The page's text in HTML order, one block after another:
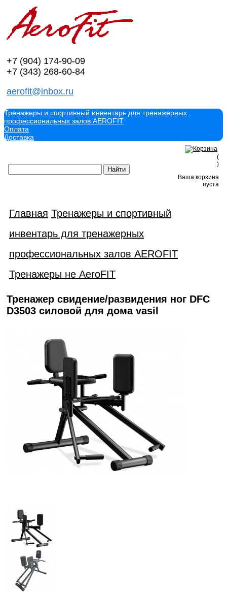
+7 (904) 174-90-09
+7 (343) 268-60-84
aerofit@inbox.ru
Тренажеры и спортивный инвентарь для тренажерных
профессиональных залов AEROFIT
Оплата
Доставка
(
)
Ваша корзина
пуста
Главная Тренажеры и спортивный
инвентарь для тренажерных
профессиональных залов AEROFIT
Тренажеры не AeroFIT
Тренажер свидение/развидения ног DFC
D3503 силовой для дома vasil